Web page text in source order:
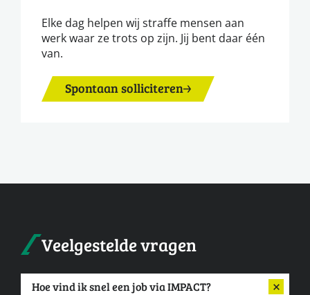
Elke dag helpen wij straffe mensen aan
werk waar ze trots op zijn. Jij bent daar één
van.
Spontaan solliciteren
Veelgestelde vragen
Hoe vind ik snel een job via IMPACT?